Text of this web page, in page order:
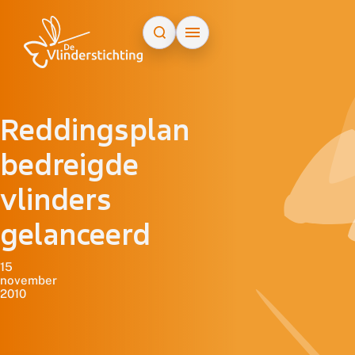
Reddingsplan
bedreigde
vlinders
gelanceerd
15
november
2010